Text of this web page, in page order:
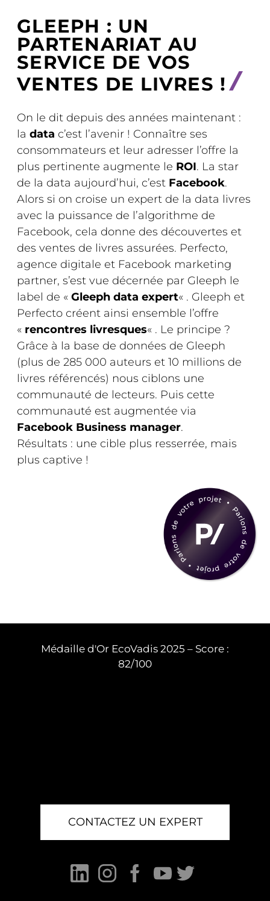
GLEEPH : UN
PARTENARIAT AU
SERVICE DE VOS
VENTES DE LIVRES !
On le dit depuis des années maintenant :
ladata c’est l’avenir ! Connaître ses
consommateurs et leur adresser l’offre la
plus pertinente augmente le ROI. La star
de la data aujourd’hui, c’est Facebook.
Alors si on croise un expert de la data livres
avec la puissance de l’algorithme de
Facebook, cela donne des découvertes et
des ventes de livres assurées. Perfecto,
agence digitale et Facebook marketing
partner, s’est vue décernée par Gleeph le
label de «Gleeph data expert« . Gleeph et
Perfecto créent ainsi ensemble l’offre
« rencontres livresques« . Le principe ?
Grâce à la base de données de Gleeph
(plus de 285 000 auteurs et 10 millions de
livres référencés) nous ciblons une
communauté de lecteurs. Puis cette
communauté est augmentée via
Facebook Business manager.
Résultats : une cible plus resserrée, mais
plus captive !
Médaille d'Or EcoVadis 2025 – Score :
82/100
CONTACTEZ UN EXPERT